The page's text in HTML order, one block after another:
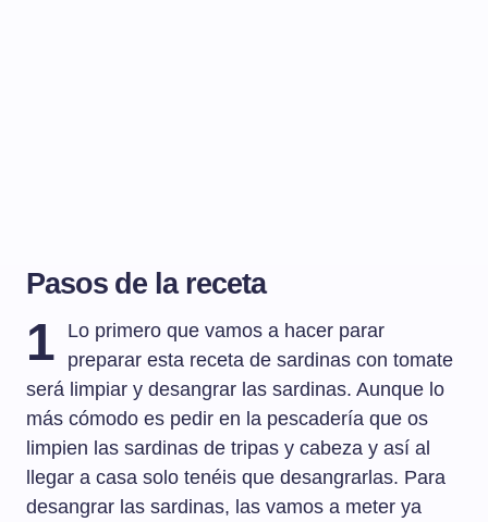
Pasos de la receta
1
Lo primero que vamos a hacer parar
preparar esta receta de sardinas con tomate
será limpiar y desangrar las sardinas. Aunque lo
más cómodo es pedir en la pescadería que os
limpien las sardinas de tripas y cabeza y así al
llegar a casa solo tenéis que desangrarlas. Para
desangrar las sardinas, las vamos a meter ya